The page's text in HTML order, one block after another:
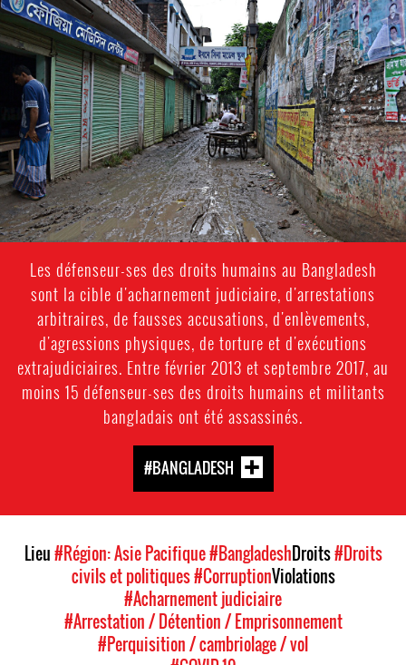
bangladesh_-
_context_-
_poverty.jpg
Les défenseur-ses des droits humains au Bangladesh
sont la cible d'acharnement judiciaire, d'arrestations
arbitraires, de fausses accusations, d'enlèvements,
d'agressions physiques, de torture et d'exécutions
extrajudiciaires. Entre février 2013 et septembre 2017, au
moins 15 défenseur-ses des droits humains et militants
bangladais ont été assassinés.
#BANGLADESH
Lieu#Région: Asie Pacifique#BangladeshDroits#Droits
civils et politiques#CorruptionViolations
#Acharnement judiciaire
#Arrestation / Détention / Emprisonnement
#Perquisition / cambriolage / vol